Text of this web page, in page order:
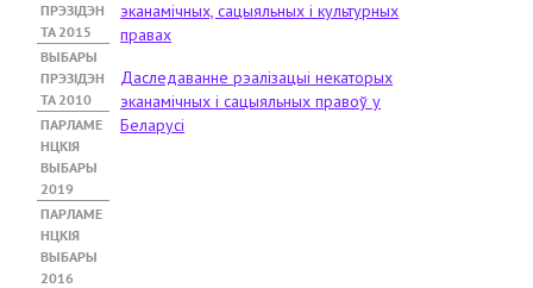
ПРЭЗІДЭН
ТА 2015
ВЫБАРЫ
ПРЭЗІДЭН
ТА 2010
ПАРЛАМЕ
НЦКІЯ
ВЫБАРЫ
2019
ПАРЛАМЕ
НЦКІЯ
ВЫБАРЫ
2016
эканамічных, сацыяльных і культурных
правах
Даследаванне рэалізацыі некаторых
эканамічных і сацыяльных правоў у
Беларусі